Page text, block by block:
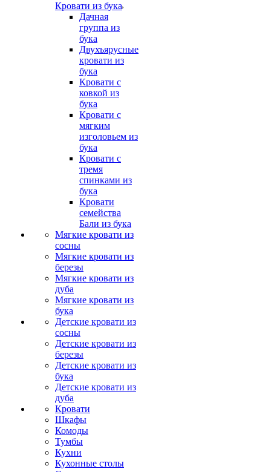
Кровати из бука
Дачная
группа из
бука
Двухъярусные
кровати из
бука
Кровати с
ковкой из
бука
Кровати с
мягким
изголовьем из
бука
Кровати с
тремя
спинками из
бука
Кровати
семейства
Бали из бука
Мягкие кровати из
сосны
Мягкие кровати из
березы
Мягкие кровати из
дуба
Мягкие кровати из
бука
Детские кровати из
сосны
Детские кровати из
березы
Детские кровати из
бука
Детские кровати из
дуба
Кровати
Шкафы
Комоды
Тумбы
Кухни
Кухонные столы